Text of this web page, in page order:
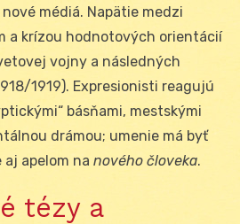
médiá. Napätie medzi
a krízou hodnotových orientácií
vojny a následných
1919). Expresionisti reagujú
básňami, mestskými
drámou; umenie má byť
apelom na nového človeka.
tézy a